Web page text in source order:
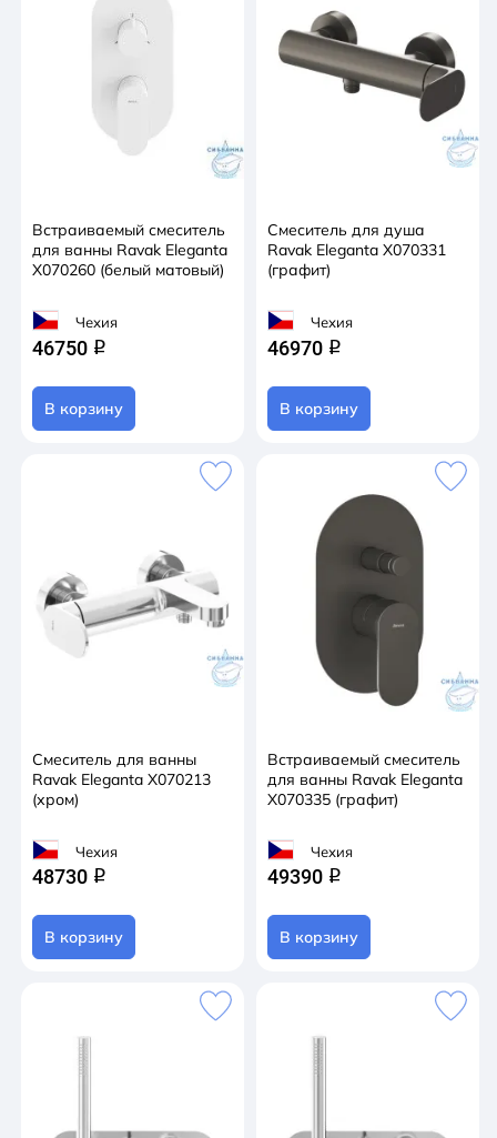
Встраиваемый смеситель
для ванны Ravak Eleganta
X070260 (белый матовый)
Чехия
46750 q
В корзину
Смеситель для душа
Ravak Eleganta X070331
(графит)
Чехия
46970 q
В корзину
Смеситель для ванны
Ravak Eleganta X070213
(хром)
Чехия
48730 q
В корзину
Встраиваемый смеситель
для ванны Ravak Eleganta
X070335 (графит)
Чехия
49390 q
В корзину